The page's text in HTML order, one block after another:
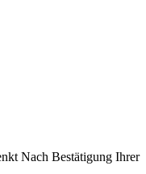
Nach Bestätigung Ihrer